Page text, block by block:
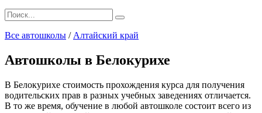
Search
for:
Все автошколы / Алтайский край
Автошколы в Белокурихе
В Белокурихе стоимость прохождения курса для получения
водительских прав в разных учебных заведениях отличается.
В то же время, обучение в любой автошколе состоит всего из